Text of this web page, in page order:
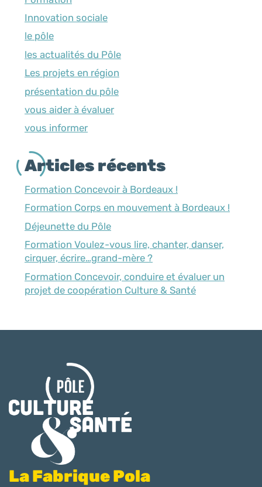
Innovation sociale
le pôle
les actualités du Pôle
Les projets en région
présentation du pôle
vous aider à évaluer
vous informer
Articles récents
Formation Concevoir à Bordeaux !
Formation Corps en mouvement à Bordeaux !
Déjeunette du Pôle
Formation Voulez-vous lire, chanter, danser,
cirquer, écrire…grand-mère ?
Formation Concevoir, conduire et évaluer un
projet de coopération Culture & Santé
La Fabrique Pola